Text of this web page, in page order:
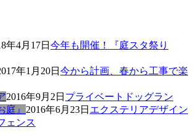
年4月17日 今年も開催！『庭スタ祭り
年1月20日 今から計画、春から工事で楽
2016年9月2日 プライベートドッグラン
庭』 2016年6月23日 エクステリアデザイン
ェンス